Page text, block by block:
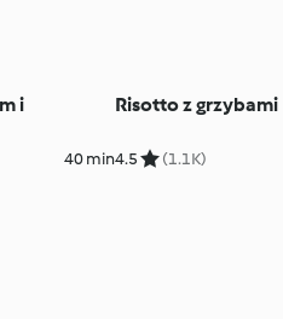
i
40 min
Risotto z grzybami
4.5 (1.1K)